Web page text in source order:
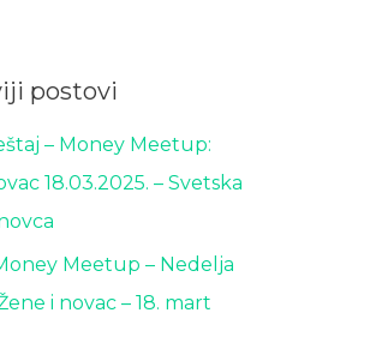
postovi
– Money Meetup:
18.03.2025. – Svetska
Meetup – Nedelja
i novac – 18. mart